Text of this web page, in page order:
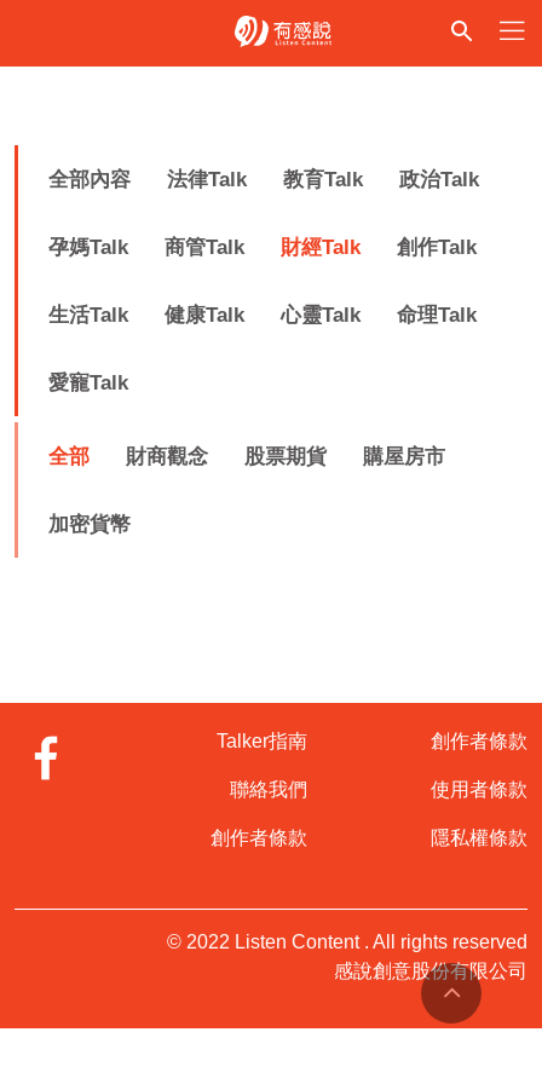
全部內容 法律Talk 教育Talk 政治Talk
孕媽Talk 商管Talk 財經Talk 創作Talk
生活Talk 健康Talk 心靈Talk 命理Talk
愛寵Talk
全部 財商觀念 股票期貨 購屋房市
加密貨幣
Talker指南
聯絡我們
創作者條款
創作者條款
使用者條款
隱私權條款
© 2022 Listen Content . All rights reserved
感說創意股份有限公司